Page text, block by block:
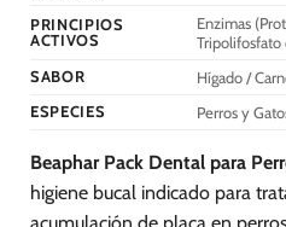
PRINCIPIOS
ACTIVOS
Enzimas
Tripolifosfato
SABOR
Hígado /
ESPECIES
Perros y
Beaphar Pack Dental para
higiene bucal indicado para